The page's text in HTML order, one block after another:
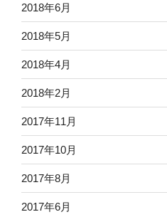
2018年6月
2018年5月
2018年4月
2018年2月
2017年11月
2017年10月
2017年8月
2017年6月